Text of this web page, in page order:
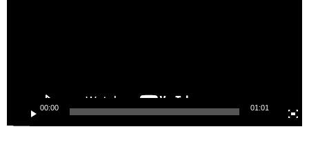
00:00 01:01